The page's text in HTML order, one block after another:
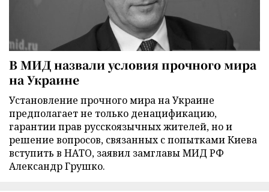
В МИД назвали условия прочного мира
на Украине
Установление прочного мира на Украине
предполагает не только денацификацию,
гарантии прав русскоязычных жителей, но и
решение вопросов, связанных с попытками Киева
вступить в НАТО, заявил замглавы МИД РФ
Александр Грушко.